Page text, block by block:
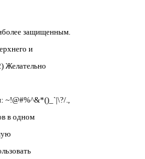
защищенным.
и
Желательно
~!@#%^&*()_`|\?/.,
в одном